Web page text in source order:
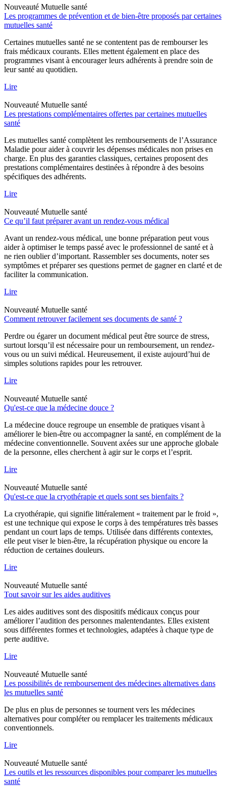
Nouveauté Mutuelle santé
Les programmes de prévention et de bien-être proposés par certaines
mutuelles santé
Certaines mutuelles santé ne se contentent pas de rembourser les
frais médicaux courants. Elles mettent également en place des
programmes visant à encourager leurs adhérents à prendre soin de
leur santé au quotidien.
Lire
Nouveauté Mutuelle santé
Les prestations complémentaires offertes par certaines mutuelles
santé
Les mutuelles santé complètent les remboursements de l’Assurance
Maladie pour aider à couvrir les dépenses médicales non prises en
charge. En plus des garanties classiques, certaines proposent des
prestations complémentaires destinées à répondre à des besoins
spécifiques des adhérents.
Lire
Nouveauté Mutuelle santé
Ce qu’il faut préparer avant un rendez-vous médical
Avant un rendez-vous médical, une bonne préparation peut vous
aider à optimiser le temps passé avec le professionnel de santé et à
ne rien oublier d’important. Rassembler ses documents, noter ses
symptômes et préparer ses questions permet de gagner en clarté et de
faciliter la communication.
Lire
Nouveauté Mutuelle santé
Comment retrouver facilement ses documents de santé ?
Perdre ou égarer un document médical peut être source de stress,
surtout lorsqu’il est nécessaire pour un remboursement, un rendez-
vous ou un suivi médical. Heureusement, il existe aujourd’hui de
simples solutions rapides pour les retrouver.
Lire
Nouveauté Mutuelle santé
Qu'est-ce que la médecine douce ?
La médecine douce regroupe un ensemble de pratiques visant à
améliorer le bien-être ou accompagner la santé, en complément de la
médecine conventionnelle. Souvent axées sur une approche globale
de la personne, elles cherchent à agir sur le corps et l’esprit.
Lire
Nouveauté Mutuelle santé
Qu'est-ce que la cryothérapie et quels sont ses bienfaits ?
La cryothérapie, qui signifie littéralement « traitement par le froid »,
est une technique qui expose le corps à des températures très basses
pendant un court laps de temps. Utilisée dans différents contextes,
elle peut viser le bien-être, la récupération physique ou encore la
réduction de certaines douleurs.
Lire
Nouveauté Mutuelle santé
Tout savoir sur les aides auditives
Les aides auditives sont des dispositifs médicaux conçus pour
améliorer l’audition des personnes malentendantes. Elles existent
sous différentes formes et technologies, adaptées à chaque type de
perte auditive.
Lire
Nouveauté Mutuelle santé
Les possibilités de remboursement des médecines alternatives dans
les mutuelles santé
De plus en plus de personnes se tournent vers les médecines
alternatives pour compléter ou remplacer les traitements médicaux
conventionnels.
Lire
Nouveauté Mutuelle santé
Les outils et les ressources disponibles pour comparer les mutuelles
santé